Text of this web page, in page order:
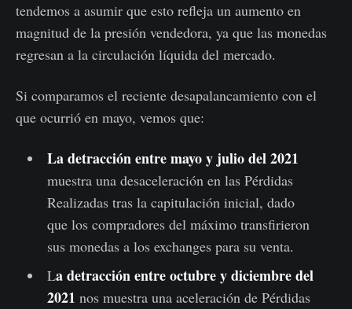
tendemos a asumir que esto refleja un aumento en
magnitud de la presión vendedora, ya que las monedas
regresan a la circulación líquida del mercado.
Si comparamos el reciente desapalancamiento con el
que ocurrió en mayo, vemos que:
La detracción entre mayo y julio del 2021
muestra una desaceleración en las Pérdidas
Realizadas tras la capitulación inicial, dado
que los compradores del máximo transfirieron
sus monedas a los exchanges para su venta.
La detracción entre octubre y diciembre del
2021 nos muestra una aceleración de Pérdidas